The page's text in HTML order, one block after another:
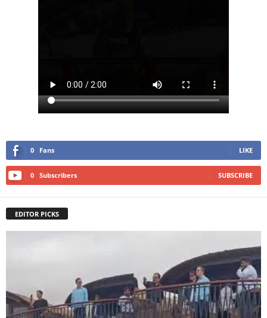
0 Fans LIKE
0 Subscribers SUBSCRIBE
EDITOR PICKS